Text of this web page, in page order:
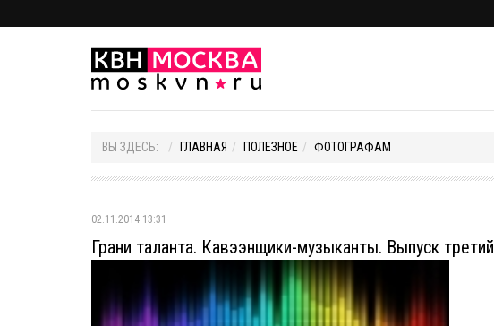
ВЫ ЗДЕСЬ: ГЛАВНАЯ ПОЛЕЗНОЕ ФОТОГРАФАМ
02.11.2014 13:31
Грани таланта. Кавээнщики-музыканты. Выпуск третий